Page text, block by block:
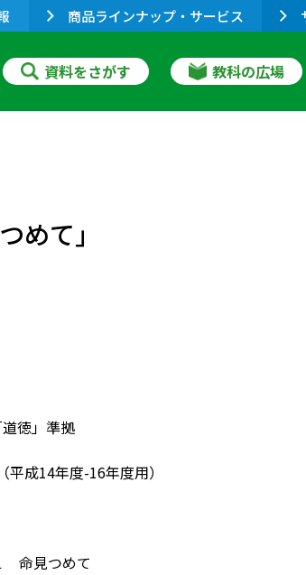
商品ラインナップ・サービス
資料をさがす 教科の広場
て」
徳」準拠
成14年度-16年度用）
命見つめて